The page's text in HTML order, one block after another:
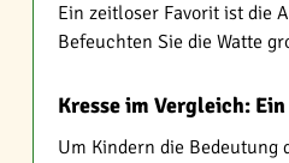
Ein zeitloser Favorit ist die
Befeuchten Sie die Watte
Kresse im Vergleich:
Um Kindern die Bedeutung